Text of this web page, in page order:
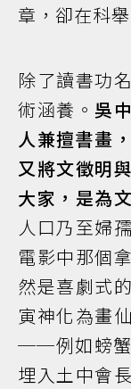
章，卻在科
除了讀書功
術涵養。 吳
人兼擅書畫
又將文徵明
大家，是為
人口乃至婦
電影中那個
然是喜劇式
寅神化為畫
──例如螃蟹
埋入土中會